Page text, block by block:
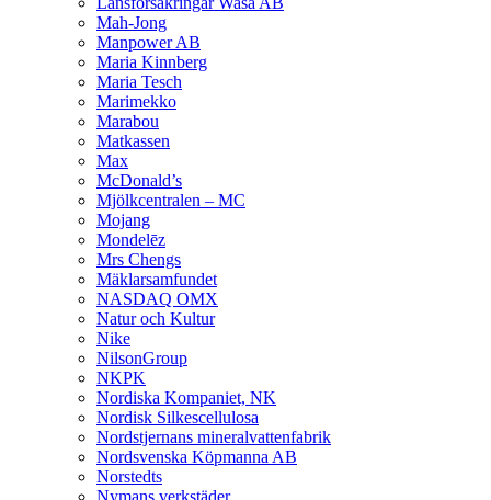
Mah-Jong
Manpower AB
Maria Kinnberg
Maria Tesch
Marimekko
Marabou
Matkassen
Max
McDonald’s
Mjölkcentralen – MC
Mojang
Mondelēz
Mrs Chengs
Mäklarsamfundet
NASDAQ OMX
Natur och Kultur
Nike
NilsonGroup
NKPK
Nordiska Kompaniet, NK
Nordisk Silkescellulosa
Nordstjernans mineralvattenfabrik
Nordsvenska Köpmanna AB
Norstedts
Nymans verkstäder